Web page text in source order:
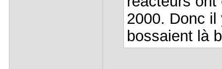
2000. Donc
bossaient là